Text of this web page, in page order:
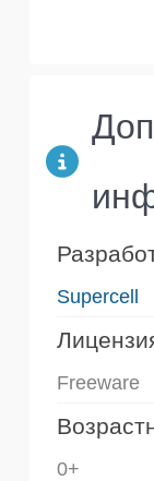
Supercell
Freeware
0+